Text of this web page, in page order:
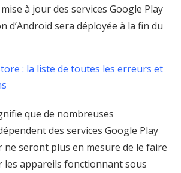
à jour des services Google Play
d’Android sera déployée à la fin du
: la liste de toutes les erreurs et
que de nombreuses
des services Google Play
seront plus en mesure de le faire
les appareils fonctionnant sous